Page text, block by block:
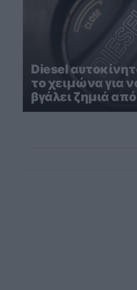
Diesel
το χειμώνα για
βγάλει ζημιά